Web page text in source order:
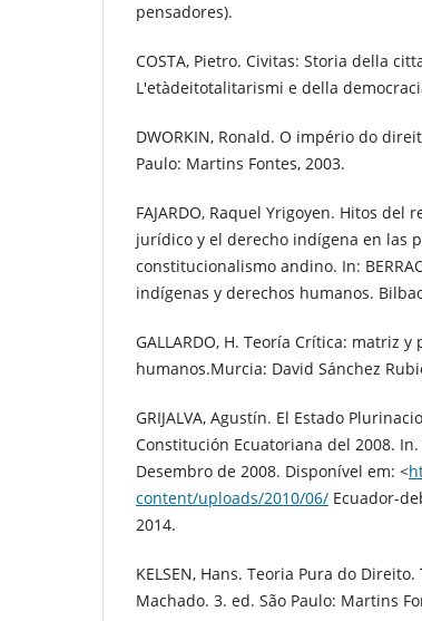
pensadores).
COSTA, Pietro. Civitas: Storia della
L'etàdeitotalitarismi e della
DWORKIN, Ronald. O império do
Paulo: Martins Fontes, 2003.
FAJARDO, Raquel Yrigoyen. Hitos
jurídico y el derecho indígena en las
constitucionalismo andino. In:
indígenas y derechos humanos.
GALLARDO, H. Teoría Crítica: matriz
humanos.Murcia: David Sánchez
GRIJALVA, Agustín. El Estado
Constitución Ecuatoriana del 2008.
Desembro de 2008. Disponível em: <
content/uploads/2010/06/ Ecuador-
2014.
KELSEN, Hans. Teoria Pura do
Machado. 3. ed. São Paulo: Martins